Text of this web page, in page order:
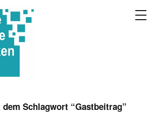
Schlagwort “Gastbeitrag”